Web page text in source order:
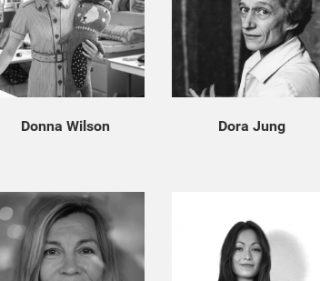
Donna Wilson Dora Jung